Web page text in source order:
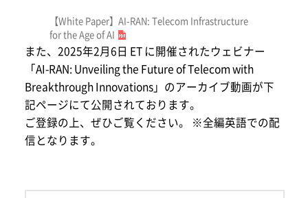
【White Paper】AI-RAN: Telecom Infrastructure
for the Age of AI
また、2025年2月6日 ET に開催されたウェビナー
「AI-RAN: Unveiling the Future of Telecom with
Breakthrough Innovations」のアーカイブ動画が下
記ページにて公開されております。
ご登録の上、ぜひご覧ください。 ※全編英語での配
信となります。